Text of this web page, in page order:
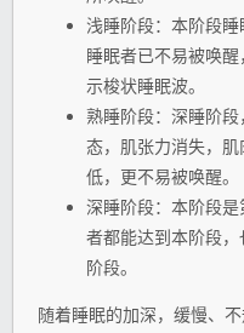
浅睡阶段：本阶段睡
睡眠者已不易被唤
示梭状睡眠波。
熟睡阶段：深睡阶
态，肌张力消失，
低，更不易被唤醒。
深睡阶段：本阶段
者都能达到本阶段
阶段。
随着睡眠的加深，缓慢、